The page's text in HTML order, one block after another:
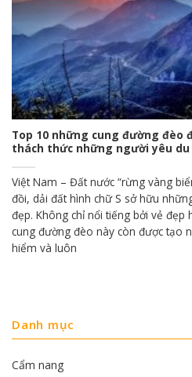
Top 10 những cung đường đèo
thách thức những người yêu du
Việt Nam – Đất nước “rừng vàng
đồi, dải đất hình chữ S sở hữu
đẹp. Không chỉ nổi tiếng bởi vẻ
cung đường đèo này còn được tạo
hiểm và luôn
Danh mục
Cẩm nang